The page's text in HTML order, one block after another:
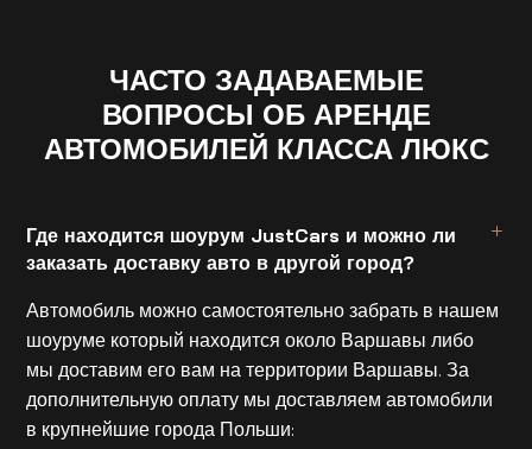
ЧАСТО ЗАДАВАЕМЫЕ
ВОПРОСЫ ОБ АРЕНДЕ
АВТОМОБИЛЕЙ КЛАССА ЛЮКС
Где находится шоурум JustCars и можно ли
заказать доставку авто в другой город?
Автомобиль можно самостоятельно забрать в нашем
шоуруме который находится около Варшавы либо
мы доставим его вам на территории Варшавы. За
дополнительную оплату мы доставляем автомобили
в крупнейшие города Польши: